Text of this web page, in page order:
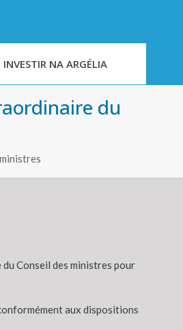
INVESTIR NA ARGÉLIA
du
Conseil des ministres pour
aux dispositions